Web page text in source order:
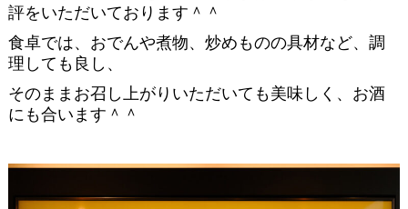
評をいただいております＾＾
食卓では、おでんや煮物、炒めものの具材など、調
理しても良し、
そのままお召し上がりいただいても美味しく、お酒
にも合います＾＾